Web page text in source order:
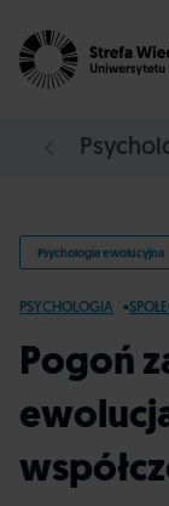
Psychologia ewolucyjna
PSYCHOLOGIA
Pogoń